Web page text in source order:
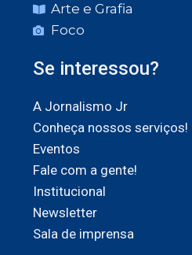
Arte e Grafia
Foco
Se interessou?
A Jornalismo Jr
Conheça nossos serviços!
Eventos
Fale com a gente!
Institucional
Newsletter
Sala de imprensa